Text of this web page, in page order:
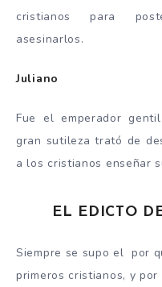
cristianos para
asesinarlos.
Juliano
Fue el emperador
gran sutileza trató de
a los cristianos enseñar
EL EDICTO
Siempre se supo el por
primeros cristianos, y